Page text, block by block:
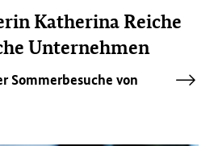
Katherina Reiche
Unternehmen
Sommerbesuche von